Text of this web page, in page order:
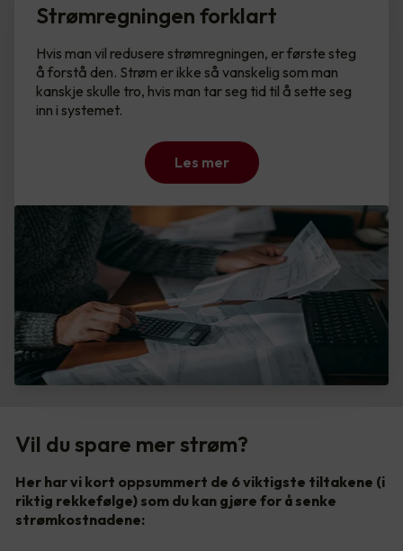
Strømregningen forklart
Hvis man vil redusere strømregningen, er første steg
å forstå den. Strøm er ikke så vanskelig som man
kanskje skulle tro, hvis man tar seg tid til å sette seg
inn i systemet.
Les mer
Vil du spare mer strøm?
Her har vi kort oppsummert de 6 viktigste tiltakene (i
riktig rekkefølge) som du kan gjøre for å senke
strømkostnadene: